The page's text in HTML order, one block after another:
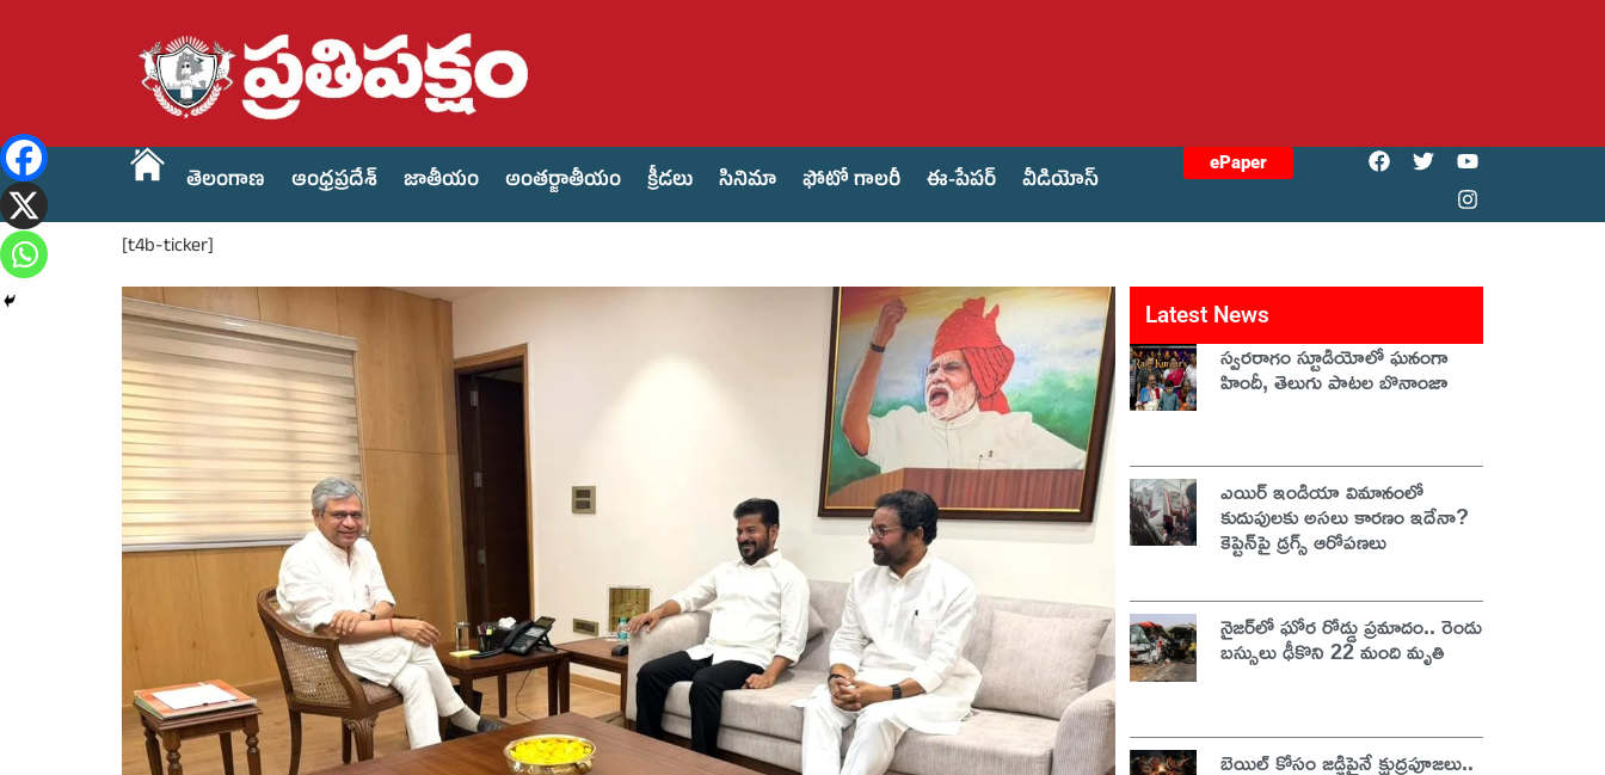
తెలంగాణ ఆంధ్రప్రదేశ్ జాతీయం అంతర్జాతీయం క్రీడలు సినిమా ఫోటో గాలరీ ఈ-పేపర్ వీడియోస్
ePaper
[t4b-ticker]
Latest News
స్వరరాగం స్టూడియోలో ఘనంగా
హిందీ, తెలుగు పాటల బొనాంజా
ఎయిర్ ఇండియా విమానంలో
కుదుపులకు అసలు కారణం ఇదేనా?
కెప్టెన్‌పై డ్రగ్స్ ఆరోపణలు
నైజర్‌లో ఘోర రోడ్డు ప్రమాదం.. రెండు
బస్సులు ఢీకొని 22 మంది మృతి
బెయిల్ కోసం జడ్జిపైనే క్షుద్రపూజలు..